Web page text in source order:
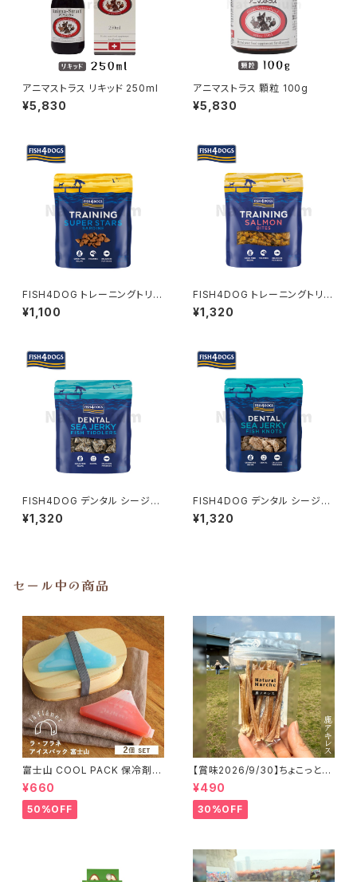
アニマストラス リキッド 250ml
¥5,830
アニマストラス 顆粒 100g
¥5,830
FISH4DOG トレーニングトリー
ツ スーパースターズ 150g フィ
ッシュ4ドッグ
¥1,100
FISH4DOG トレーニングトリー
ツ サーモンバイツ 80g フィッシ
ュ4ドッグ
¥1,320
FISH4DOG デンタル シージャ
ーキー「ティドラー」115g フィッ
シュ4ドッグ
¥1,320
FISH4DOG デンタル シージャ
ーキー「ボーン」100g フィッシュ
4ドッグ
¥1,320
セール中の商品
富士山 COOL PACK 保冷剤 2
個セット ひんやり雑貨 アイスパ
ックla flaner ラフラネ
¥660
50%OFF
【賞味2026/9/30】ちょこっと
「鹿アキレス」ジビエ鹿 おやつ
¥490
30%OFF